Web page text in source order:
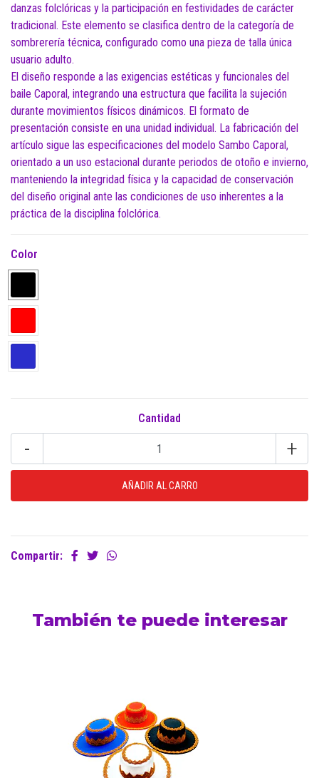
danzas folclóricas y la participación en festividades de carácter
tradicional. Este elemento se clasifica dentro de la categoría de
sombrerería técnica, configurado como una pieza de talla única
usuario adulto.
El diseño responde a las exigencias estéticas y funcionales del
baile Caporal, integrando una estructura que facilita la sujeción
durante movimientos físicos dinámicos. El formato de
presentación consiste en una unidad individual. La fabricación del
artículo sigue las especificaciones del modelo Sambo Caporal,
orientado a un uso estacional durante periodos de otoño e invierno,
manteniendo la integridad física y la capacidad de conservación
del diseño original ante las condiciones de uso inherentes a la
práctica de la disciplina folclórica.
Color
Cantidad
- +
Compartir:
También te puede interesar